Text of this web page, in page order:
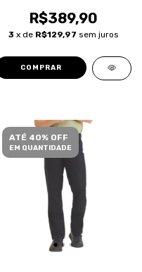
R$389,90
3 x de R$129,97 sem juros
COMPRAR
ATÉ 40% OFF
EM QUANTIDADE